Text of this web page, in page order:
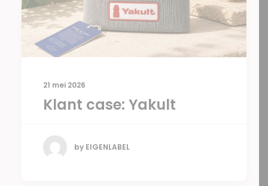
21 mei 2026
Klant case: Yakult
by EIGENLABEL